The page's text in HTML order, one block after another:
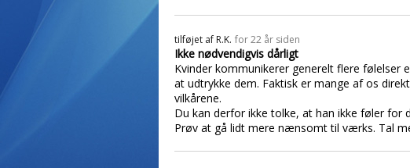
tilføjet af R.K. for 22 år siden
Ikke nødvendigvis dårligt
Kvinder kommunikerer generelt flere
at udtrykke dem. Faktisk er mange af os
vilkårene.
Du kan derfor ikke tolke, at han ikke føler for
Prøv at gå lidt mere nænsomt til værks. Tal